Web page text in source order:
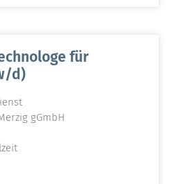
für
d)
gGmbH